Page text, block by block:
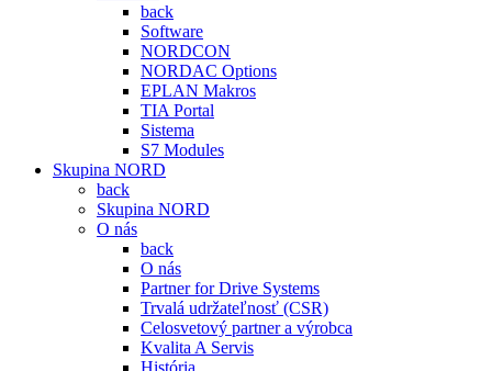
back
Software
NORDCON
NORDAC Options
EPLAN Makros
TIA Portal
Sistema
S7 Modules
Skupina NORD
back
Skupina NORD
O nás
back
O nás
Partner for Drive Systems
Trvalá udržateľnosť (CSR)
Celosvetový partner a výrobca
Kvalita A Servis
História